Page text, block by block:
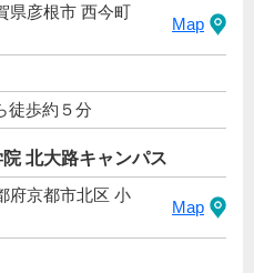
県彦根市 西今町
Map
徒歩約５分
北大路キャンパス
府京都市北区 小
Map